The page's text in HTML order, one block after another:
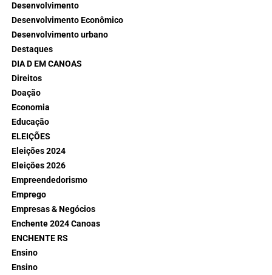
Desenvolvimento
Desenvolvimento Econômico
Desenvolvimento urbano
Destaques
DIA D EM CANOAS
Direitos
Doação
Economia
Educação
ELEIÇÕES
Eleições 2024
Eleições 2026
Empreendedorismo
Emprego
Empresas & Negócios
Enchente 2024 Canoas
ENCHENTE RS
Ensino
Ensino